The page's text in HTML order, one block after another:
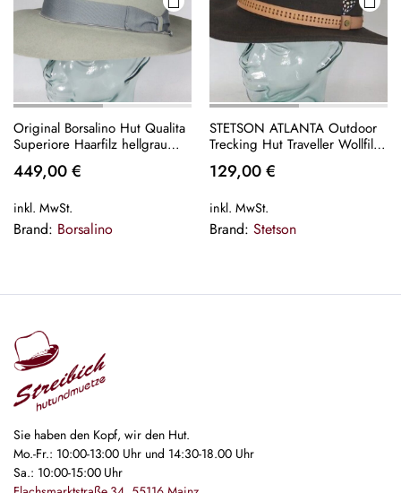
Original Borsalino Hut Qualita
Superiore Haarfilz hellgrau
Fedora Bogart Hat Neu
449,00€
inkl. MwSt.
Brand: Borsalino
STETSON ATLANTA Outdoor
Trecking Hut Traveller Wollfilz
Braun Hat Neu
129,00€
inkl. MwSt.
Brand: Stetson
Sie haben den Kopf, wir den Hut.
Mo.-Fr.: 10:00-13:00 Uhr und 14:30-18.00 Uhr
Sa.: 10:00-15:00 Uhr